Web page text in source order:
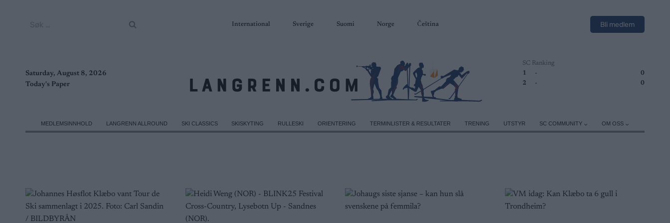
International Sverige Suomi Norge Čeština Bli medlem
Saturday, August 8, 2026
Today's Paper
SC Ranking
1
-
0
2
- 0
MEDLEMSINNHOLD LANGRENN ALLROUND SKI CLASSICS SKISKYTING RULLESKI ORIENTERING TERMINLISTER & RESULTATER TRENING UTSTYR SC COMMUNITY OM OSS